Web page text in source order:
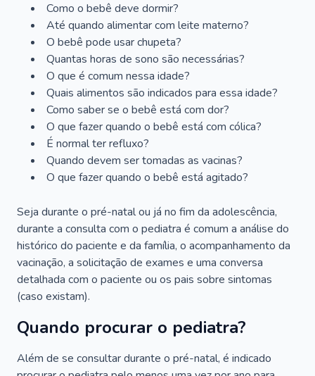
Como o bebê deve dormir?
Até quando alimentar com leite materno?
O bebê pode usar chupeta?
Quantas horas de sono são necessárias?
O que é comum nessa idade?
Quais alimentos são indicados para essa idade?
Como saber se o bebê está com dor?
O que fazer quando o bebê está com cólica?
É normal ter refluxo?
Quando devem ser tomadas as vacinas?
O que fazer quando o bebê está agitado?
Seja durante o pré-natal ou já no fim da adolescência,
durante a consulta com o pediatra é comum a análise do
histórico do paciente e da família, o acompanhamento da
vacinação, a solicitação de exames e uma conversa
detalhada com o paciente ou os pais sobre sintomas
(caso existam).
Quando procurar o pediatra?
Além de se consultar durante o pré-natal, é indicado